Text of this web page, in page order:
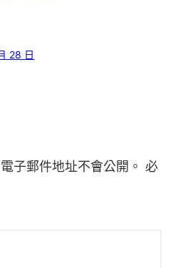
28 日
子郵件地址不會公開。 必